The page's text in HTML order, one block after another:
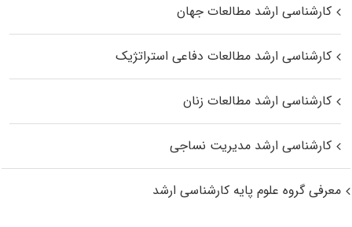
کارشناسی ارشد مطالعات جهان
کارشناسی ارشد مطالعات دفاعی استراتژیک
کارشناسی ارشد مطالعات زنان
کارشناسی ارشد مدیریت نساجی
معرفی گروه علوم پایه کارشناسی ارشد